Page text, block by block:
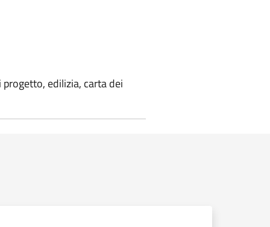
edilizia, carta dei